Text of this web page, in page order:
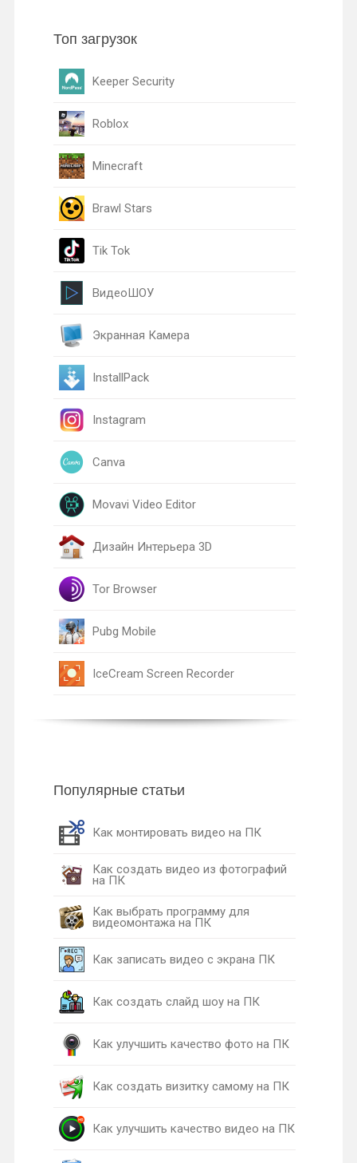
Топ загрузок
Keeper Security
Roblox
Minecraft
Brawl Stars
Tik Tok
ВидеоШОУ
Экранная Камера
InstallPack
Instagram
Canva
Movavi Video Editor
Дизайн Интерьера 3D
Tor Browser
Pubg Mobile
IceCream Screen Recorder
Популярные статьи
Как монтировать видео на ПК
Как создать видео из фотографий
на ПК
Как выбрать программу для
видеомонтажа на ПК
Как записать видео с экрана ПК
Как создать слайд шоу на ПК
Как улучшить качество фото на ПК
Как создать визитку самому на ПК
Как улучшить качество видео на ПК